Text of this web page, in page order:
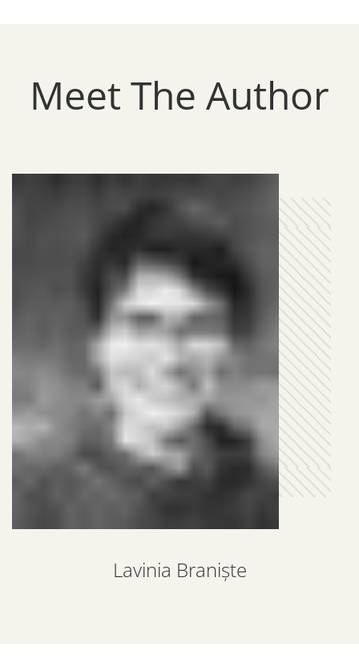
Meet The Author
Lavinia Braniște